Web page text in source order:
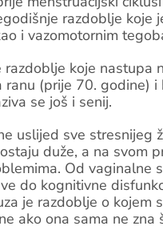
razdoblje koje
i vazomotornim
koje nastupa
(prije 70. godine)
se još i senij.
uslijed sve stresnijeg
duže, a na svom
Od vaginalne
do kognitivne
je razdoblje o kojem
ako ona sama ne zna